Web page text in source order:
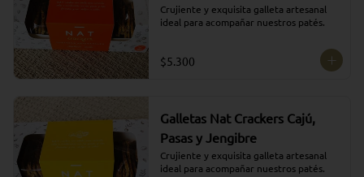
Crujiente y exquisita galleta artesanal
ideal para acompañar nuestros patés.
$5.300
Galletas Nat Crackers Cajú,
Pasas y Jengibre
Crujiente y exquisita galleta artesanal
ideal para acompañar nuestros patés.